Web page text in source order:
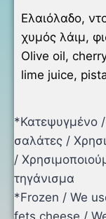
Ελαιόλαδο,
χυμός λάιμ,
Olive oil,
lime juice,
*Κατεψυγμένο /
σαλάτες /
/
τηγάνισμα
*Frozen / We
fets cheese /